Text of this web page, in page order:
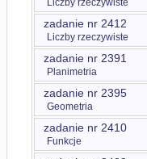
Liczby rzeczywiste
zadanie nr 2412
Liczby rzeczywiste
zadanie nr 2391
Planimetria
zadanie nr 2395
Geometria
zadanie nr 2410
Funkcje